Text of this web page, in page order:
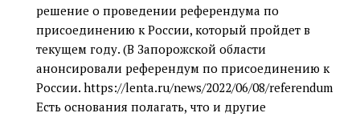
решение о проведении референдума по
присоединению к России, который пройдет в
текущем году. (В Запорожской области
анонсировали референдум по присоединению к
России. https://lenta.ru/news/2022/06/08/referendum
Есть основания полагать, что и другие